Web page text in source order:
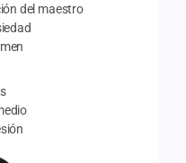
del maestro